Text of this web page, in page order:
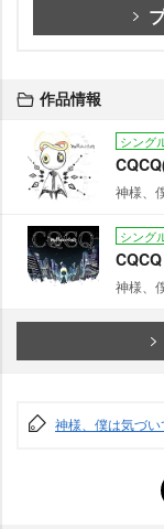
作品情報
シング
神様、
シング
CQCQ
神様、
神様、僕は気づ